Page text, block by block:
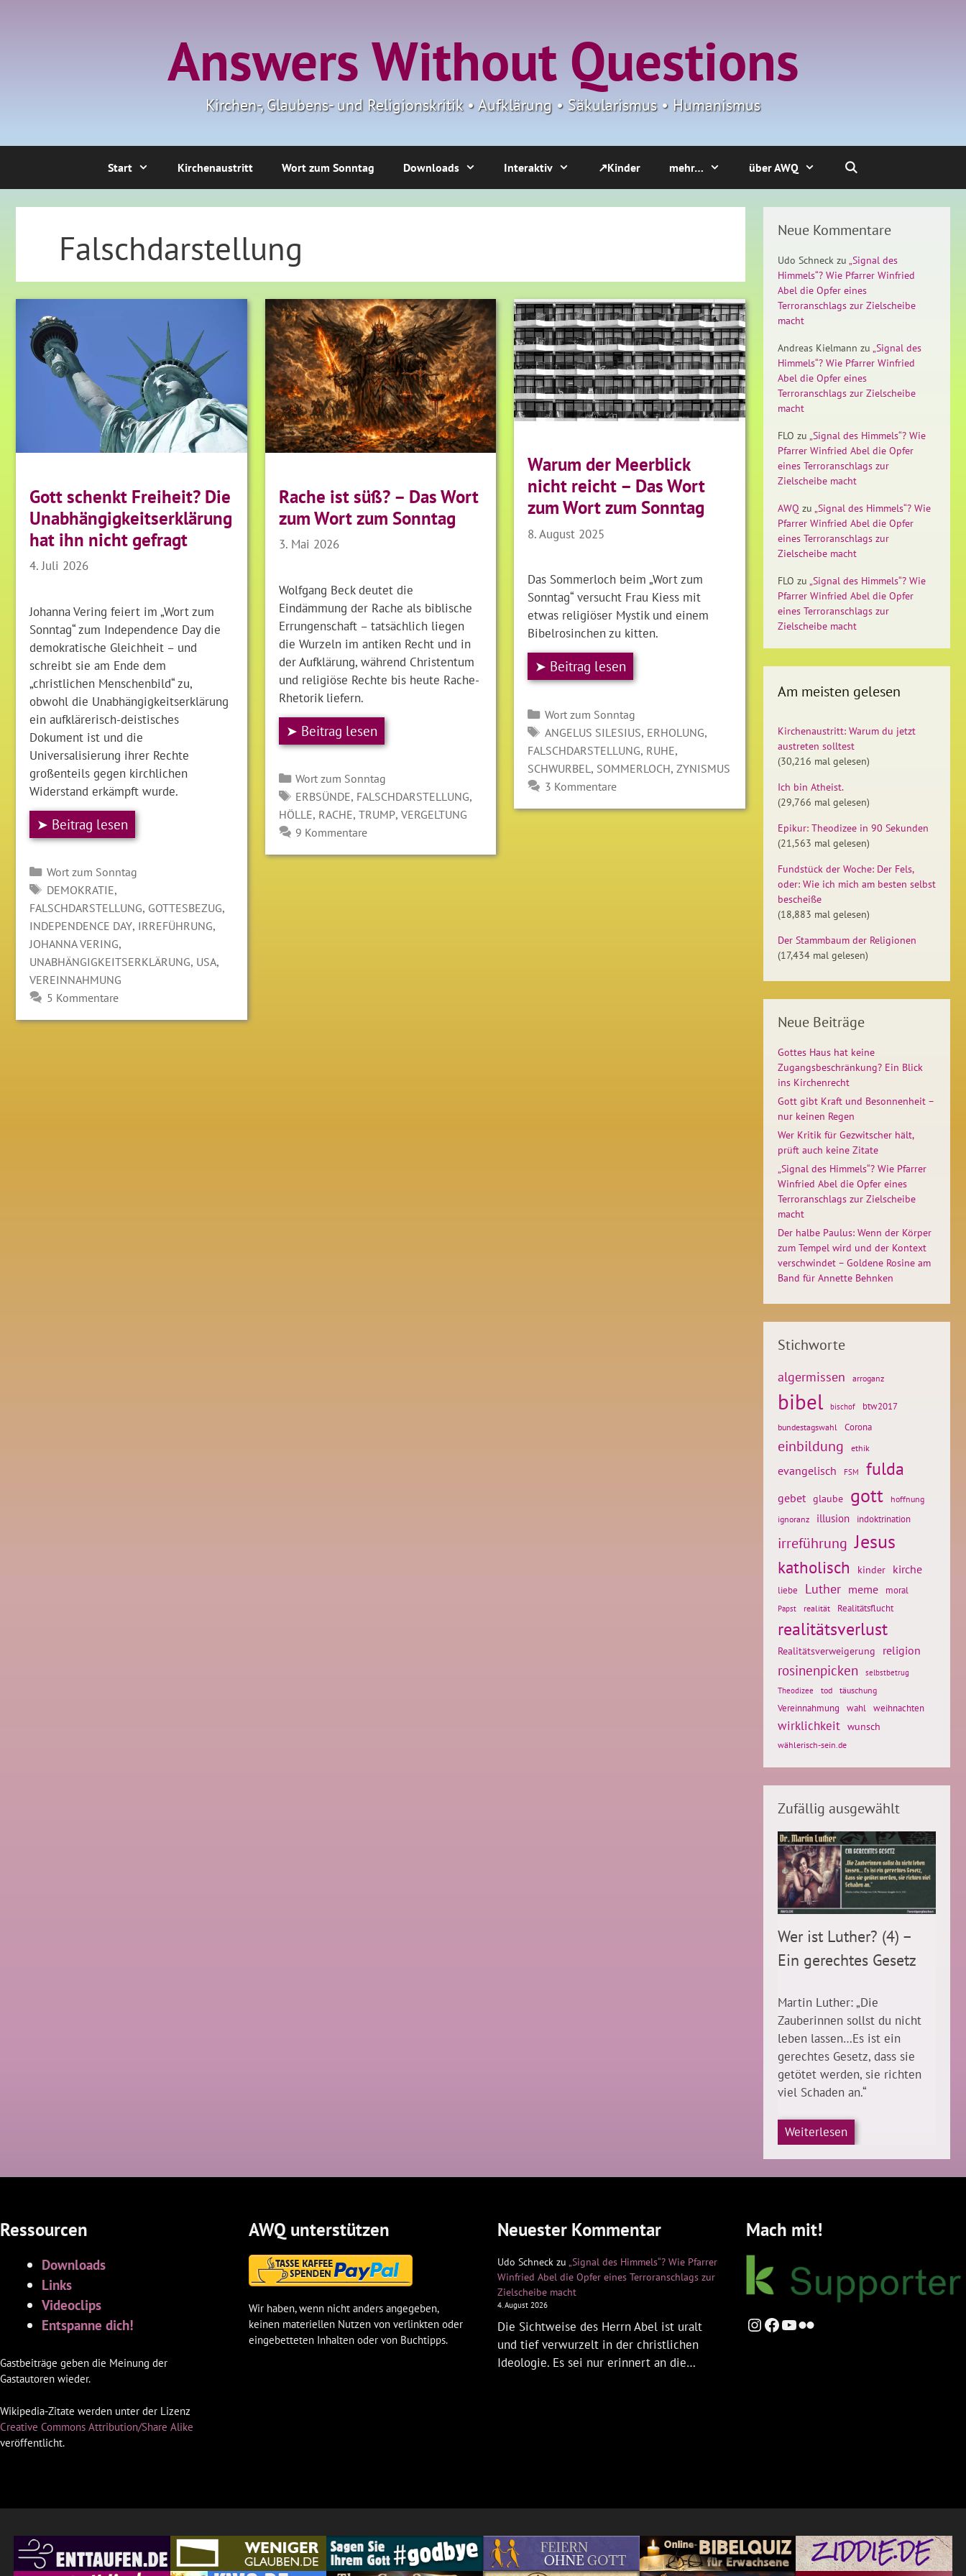
Answers Without Questions
Kirchen-, Glaubens- und Religionskritik • Aufklärung • Säkularismus • Humanismus
Start Kirchenaustritt Wort zum Sonntag Downloads Interaktiv ↗Kinder mehr… über AWQ
Falschdarstellung
Gott schenkt Freiheit? Die
Unabhängigkeitserklärung
hat ihn nicht gefragt
4. Juli 2026
Johanna Vering feiert im „Wort zum
Sonntag“ zum Independence Day die
demokratische Gleichheit – und
schreibt sie am Ende dem
„christlichen Menschenbild“ zu,
obwohl die Unabhängigkeitserklärung
ein aufklärerisch-deistisches
Dokument ist und die
Universalisierung ihrer Rechte
großenteils gegen kirchlichen
Widerstand erkämpft wurde.
➤ Beitrag lesen
Kategorien
Wort zum Sonntag
SCHLAGWÖRTER
DEMOKRATIE,
FALSCHDARSTELLUNG, GOTTESBEZUG,
INDEPENDENCE DAY, IRREFÜHRUNG,
JOHANNA VERING,
UNABHÄNGIGKEITSERKLÄRUNG, USA,
VEREINNAHMUNG
5 Kommentare
Rache ist süß? – Das Wort
zum Wort zum Sonntag
3. Mai 2026
Wolfgang Beck deutet die
Eindämmung der Rache als biblische
Errungenschaft – tatsächlich liegen
die Wurzeln im antiken Recht und in
der Aufklärung, während Christentum
und religiöse Rechte bis heute Rache-
Rhetorik liefern.
➤ Beitrag lesen
Kategorien
Wort zum Sonntag
SCHLAGWÖRTER
ERBSÜNDE, FALSCHDARSTELLUNG,
HÖLLE, RACHE, TRUMP, VERGELTUNG
9 Kommentare
Warum der Meerblick
nicht reicht – Das Wort
zum Wort zum Sonntag
8. August 2025
Das Sommerloch beim „Wort zum
Sonntag“ versucht Frau Kiess mit
etwas religiöser Mystik und einem
Bibelrosinchen zu kitten.
➤ Beitrag lesen
Kategorien
Wort zum Sonntag
SCHLAGWÖRTER
ANGELUS SILESIUS, ERHOLUNG,
FALSCHDARSTELLUNG, RUHE,
SCHWURBEL , SOMMERLOCH,ZYNISMUS
3 Kommentare
Neue Kommentare
Udo Schneck zu „Signal des
Himmels“? Wie Pfarrer Winfried
Abel die Opfer eines
Terroranschlags zur Zielscheibe
macht
Andreas Kielmann zu „Signal des
Himmels“? Wie Pfarrer Winfried
Abel die Opfer eines
Terroranschlags zur Zielscheibe
macht
FLO zu „Signal des Himmels“? Wie
Pfarrer Winfried Abel die Opfer
eines Terroranschlags zur
Zielscheibe macht
AWQ zu „Signal des Himmels“? Wie
Pfarrer Winfried Abel die Opfer
eines Terroranschlags zur
Zielscheibe macht
FLO zu „Signal des Himmels“? Wie
Pfarrer Winfried Abel die Opfer
eines Terroranschlags zur
Zielscheibe macht
Am meisten gelesen
Kirchenaustritt: Warum du jetzt
austreten solltest
(30,216 mal gelesen)
Ich bin Atheist.
(29,766 mal gelesen)
Epikur: Theodizee in 90 Sekunden
(21,563 mal gelesen)
Fundstück der Woche: Der Fels,
oder: Wie ich mich am besten selbst
bescheiße
(18,883 mal gelesen)
Der Stammbaum der Religionen
(17,434 mal gelesen)
Neue Beiträge
Gottes Haus hat keine
Zugangsbeschränkung? Ein Blick
ins Kirchenrecht
Gott gibt Kraft und Besonnenheit –
nur keinen Regen
Wer Kritik für Gezwitscher hält,
prüft auch keine Zitate
„Signal des Himmels“? Wie Pfarrer
Winfried Abel die Opfer eines
Terroranschlags zur Zielscheibe
macht
Der halbe Paulus: Wenn der Körper
zum Tempel wird und der Kontext
verschwindet – Goldene Rosine am
Band für Annette Behnken
Stichworte
algermissen arroganz
bibel bischof btw2017
bundestagswahl Corona
einbildung ethik
evangelisch FSM fulda
gebet glaube gott
hoffnung
ignoranz
illusion indoktrination
irreführung Jesus
katholisch kinder kirche
liebe Luther meme moral
Papst realität Realitätsflucht
realitätsverlust
Realitätsverweigerung religion
rosinenpicken
selbstbetrug
Theodizee
tod täuschung
Vereinnahmung wahl weihnachten
wirklichkeit wunsch
wählerisch-sein.de
Zufällig ausgewählt
Wer ist Luther? (4) –
Ein gerechtes Gesetz
Martin Luther: „Die
Zauberinnen sollst du nicht
leben lassen…Es ist ein
gerechtes Gesetz, dass sie
getötet werden, sie richten
viel Schaden an.“
Weiterlesen
Ressourcen
Downloads
Links
Videoclips
Entspanne dich!
Gastbeiträge geben die Meinung der
Gastautoren wieder.
Wikipedia-Zitate werden unter der Lizenz
Creative Commons Attribution/Share Alike
veröffentlicht.
AWQ unterstützen
Wir haben, wenn nicht anders angegeben,
keinen materiellen Nutzen von verlinkten oder
eingebetteten Inhalten oder von Buchtipps.
Neuester Kommentar
Udo Schneck zu „Signal des Himmels“? Wie Pfarrer
Winfried Abel die Opfer eines Terroranschlags zur
Zielscheibe macht
4. August 2026
Die Sichtweise des Herrn Abel ist uralt
und tief verwurzelt in der christlichen
Ideologie. Es sei nur erinnert an die…
Mach mit!
Instagram
Facebook
YouTube
Flickr